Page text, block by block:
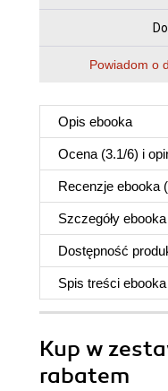
Powiadom o
Opis ebooka
Ocena (3.1/6) i
Recenzje ebooka
Szczegóły ebooka
Dostępność
Spis treści ebooka
Kup w
rabatem